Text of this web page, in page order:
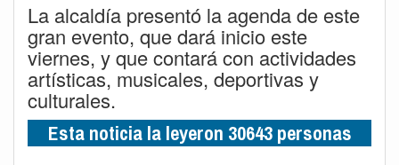
La alcaldía presentó la agenda de este
gran evento, que dará inicio este
viernes, y que contará con actividades
artísticas, musicales, deportivas y
culturales.
Esta noticia la leyeron 30643 personas